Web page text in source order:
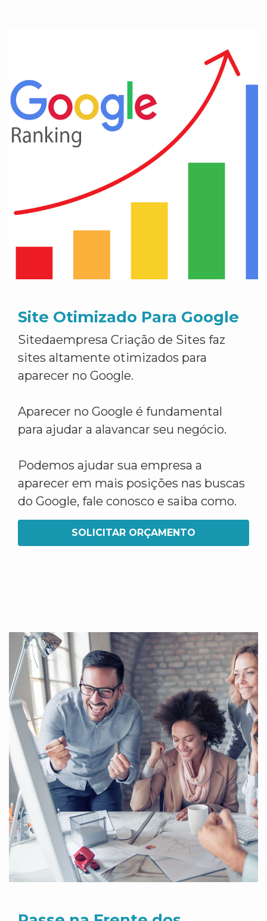
Site Otimizado Para Google
Sitedaempresa Criação de Sites faz
sites altamente otimizados para
aparecer no Google.
Aparecer no Google é fundamental
para ajudar a alavancar seu negócio.
Podemos ajudar sua empresa a
aparecer em mais posições nas buscas
do Google, fale conosco e saiba como.
SOLICITAR ORÇAMENTO